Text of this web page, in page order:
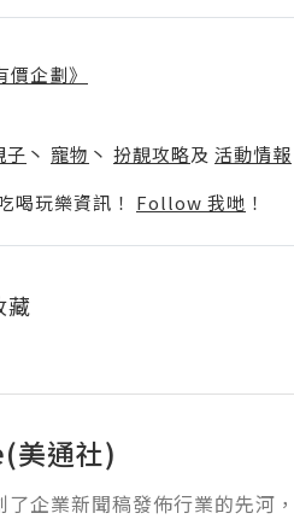
企劃》
子 丶 寵物 丶 扮靚攻略及 活動情報
玩樂資訊！ Follow 我哋 ！
藏
美通社)
企業新聞稿發佈行業的先河